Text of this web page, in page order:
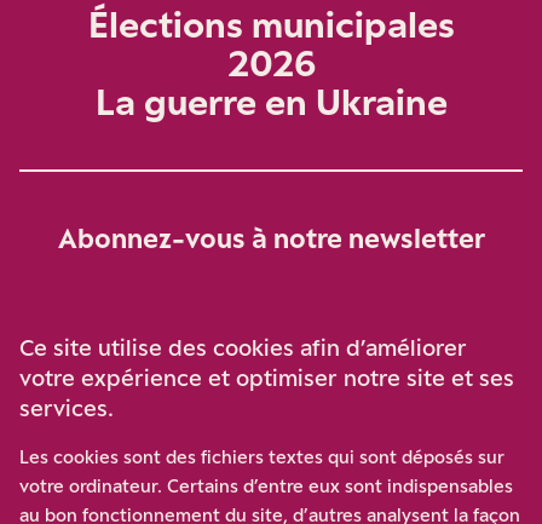
Élections municipales
2026
La guerre en Ukraine
Abonnez-vous à notre newsletter
Participez à notre effort pour conforter la démocratie en
Ce site utilise des cookies afin d’améliorer
votre expérience et optimiser notre site et ses
services.
Les cookies sont des fichiers textes qui sont déposés sur
votre ordinateur. Certains d’entre eux sont indispensables
au bon fonctionnement du site, d’autres analysent la façon